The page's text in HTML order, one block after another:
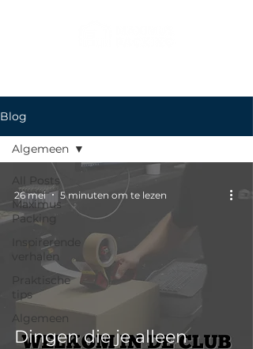
Blog
All Posts
Maximus
Packing
Inspirerende
verhalen
Praktische
tips
Algemeen
Algemeen
Dingen die je alleen
26 mei 5 minuten om te lezen